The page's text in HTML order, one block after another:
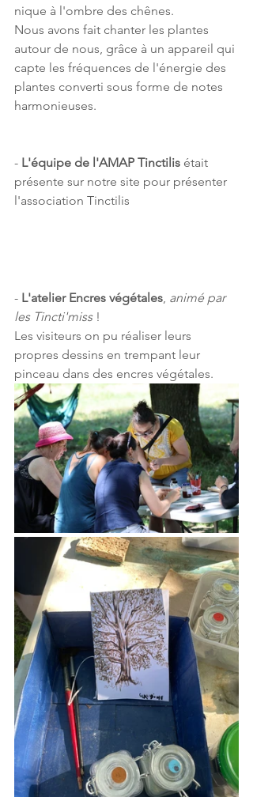
nique à l'ombre des chênes.
Nous avons fait chanter les plantes
autour de nous, grâce à un appareil qui
capte les fréquences de l'énergie des
plantes converti sous forme de notes
harmonieuses.
- L'équipe de l'AMAP Tinctilis était
présente sur notre site pour présenter
l'association Tinctilis
- L'atelier Encres végétales animé par
les Tincti'miss !
Les visiteurs on pu réaliser leurs
propres dessins en trempant leur
pinceau dans des encres végétales.